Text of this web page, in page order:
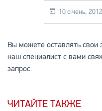
10 січень, 2012
Вы можете оставлять свои
наш специалист с вами
запрос.
ЧИТАЙТЕ ТАКЖЕ